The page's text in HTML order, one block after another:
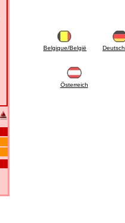
Belgique/België
Österreich